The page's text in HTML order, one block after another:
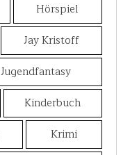
Hörspiel
Jay Kristoff
Jugendfantasy
Kinderbuch
Krimi